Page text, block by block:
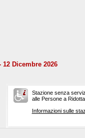
12 Dicembre 2026
Stazione senza
alle Persone a
Informazioni sulle